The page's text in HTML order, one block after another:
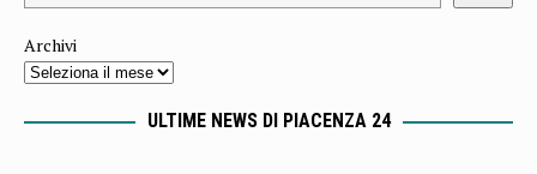
Archivi
ULTIME NEWS DI PIACENZA 24